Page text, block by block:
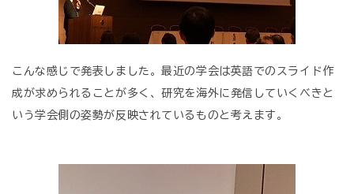
こんな感じで発表しました。最近の学会は英語でのスライド作
成が求められることが多く、研究を海外に発信していくべきと
いう学会側の姿勢が反映されているものと考えます。